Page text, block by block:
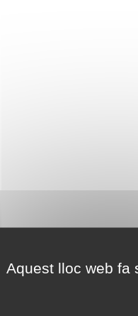
Aquest lloc web fa